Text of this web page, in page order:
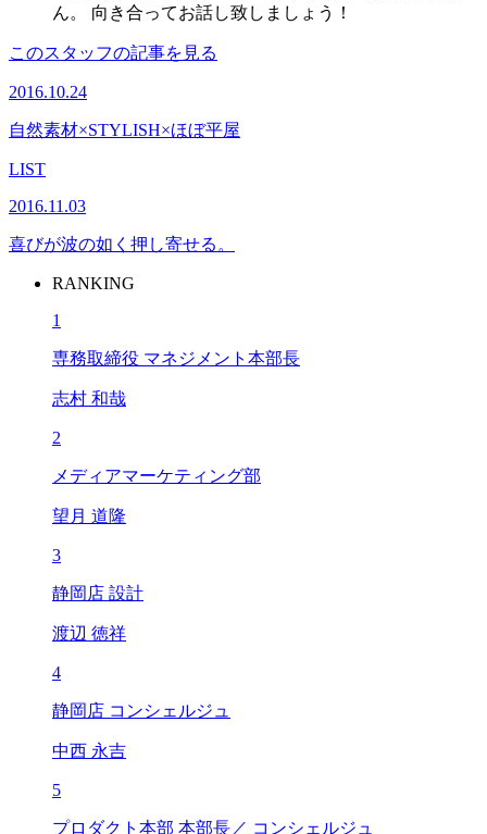
ん。 向き合ってお話し致しましょう！
このスタッフの記事を見る
2016.10.24
自然素材×STYLISH×ほぼ平屋
LIST
2016.11.03
喜びが波の如く押し寄せる。
RANKING
1
専務取締役 マネジメント本部長
志村 和哉
2
メディアマーケティング部
望月 道隆
3
静岡店 設計
渡辺 徳祥
4
静岡店 コンシェルジュ
中西 永吉
5
プロダクト本部 本部長／ コンシェルジュ